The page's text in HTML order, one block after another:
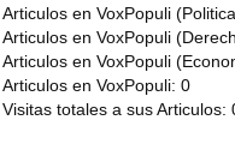
Articulos en VoxPopuli
Articulos en VoxPopuli
Articulos en VoxPopuli
Articulos en VoxPopuli: 0
Visitas totales a sus Articulos: